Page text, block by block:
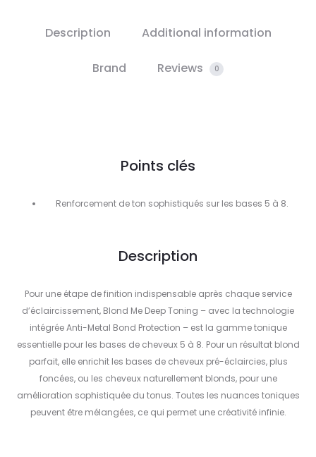
Description Additional information
Brand Reviews 0
Points clés
Renforcement de ton sophistiqués sur les bases 5 à 8.
Description
Pour une étape de finition indispensable après chaque service
d’éclaircissement, Blond Me Deep Toning – avec la technologie
intégrée Anti-Metal Bond Protection – est la gamme tonique
essentielle pour les bases de cheveux 5 à 8. Pour un résultat blond
parfait, elle enrichit les bases de cheveux pré-éclaircies, plus
foncées, ou les cheveux naturellement blonds, pour une
amélioration sophistiquée du tonus. Toutes les nuances toniques
peuvent être mélangées, ce qui permet une créativité infinie.